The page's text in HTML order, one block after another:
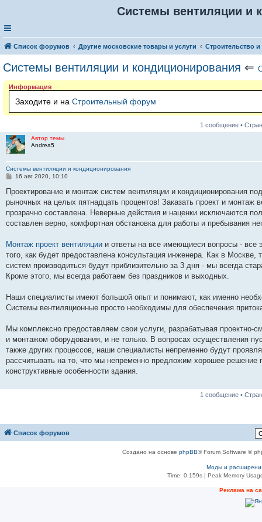
Системы вентиляции и
Список форумов Другие московские товары и услуги Строительство
Системы вентиляции и кондиционирования ⇐
Информация
Заходите и на Строительный форум
1 сообщение •
Автор темы
Andrea5
Системы вентиляции и кондиционирования
С
о
щ
е
и
16 авг 2020, 10:10
Проектирование и монтаж систем вентиляции и кондиционирования
рыночных на целых пятнадцать процентов! Заказать проект и
прозрачно составлена. Неверные действия и наценки исключаются
составлен верно, комфортная обстановка для работы и пребывания
Монтаж проект вентиляции и ответы на все имеющиеся вопросы - все
того, как будет предоставлена консультация инженера. Как в
систем производиться будут приблизительно за 3 дня - мы всегда
Кроме этого, мы всегда работаем без праздников и выходных.
Наши специалисты имеют большой опыт и понимают, как именно
Системы вентиляционные просто необходимы для обеспечения
Мы комплексно предоставляем свои услуги, разрабатывая
и монтажом оборудования, и не только. В вопросах осуществления
также других процессов, наши специалисты непременно будут
рассчитывать на то, что мы непременно предложим хорошее решение
конструктивные особенности здания.
1 сообщение •
Список форумов
Создано на основе phpBB® Forum Software ©
Моды и
Time: 0.159s| Peak Memory
Реклама на